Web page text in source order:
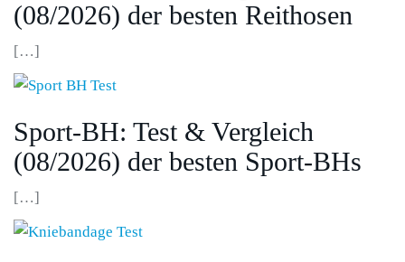
(08/2026) der besten Reithosen
[…]
Sport-BH: Test & Vergleich
(08/2026) der besten Sport-BHs
[…]